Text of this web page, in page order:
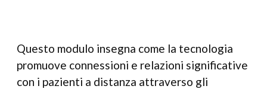
Questo modulo insegna come la tecnologia
promuove connessioni e relazioni significative
con i pazienti a distanza attraverso gli